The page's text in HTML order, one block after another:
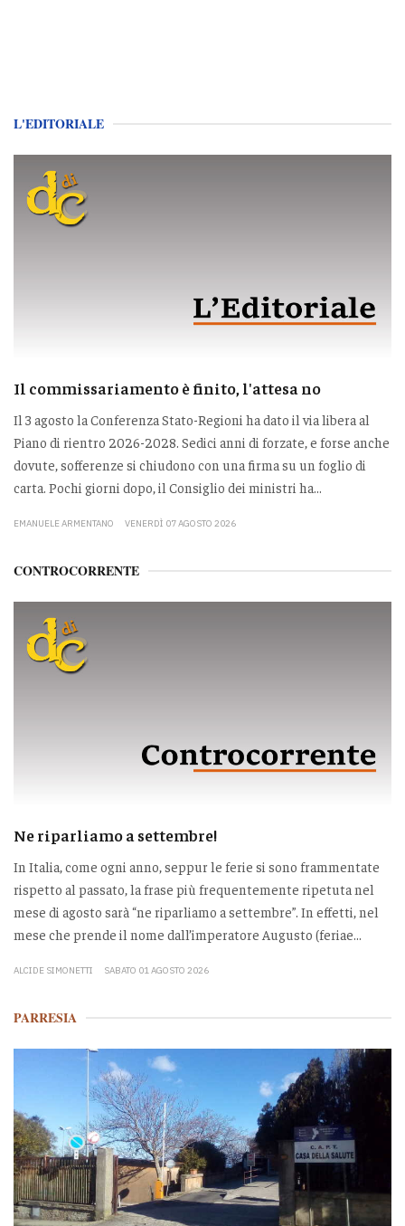
L'EDITORIALE
Il commissariamento è finito, l'attesa no
Il 3 agosto la Conferenza Stato-Regioni ha dato il via libera al
Piano di rientro 2026-2028. Sedici anni di forzate, e forse anche
dovute, sofferenze si chiudono con una firma su un foglio di
carta. Pochi giorni dopo, il Consiglio dei ministri ha...
EMANUELE ARMENTANO VENERDÌ 07 AGOSTO 2026
CONTROCORRENTE
Ne riparliamo a settembre!
In Italia, come ogni anno, seppur le ferie si sono frammentate
rispetto al passato, la frase più frequentemente ripetuta nel
mese di agosto sarà “ne riparliamo a settembre”. In effetti, nel
mese che prende il nome dall’imperatore Augusto (feriae...
ALCIDE SIMONETTI SABATO 01 AGOSTO 2026
PARRESIA